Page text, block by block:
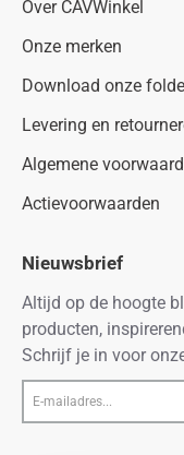
Over CAVWinkel
Onze merken
Download onze
Levering en
Algemene
Actievoorwaarden
Nieuwsbrief
Altijd op de hoogte
producten,
Schrijf je in voor
mailadres...